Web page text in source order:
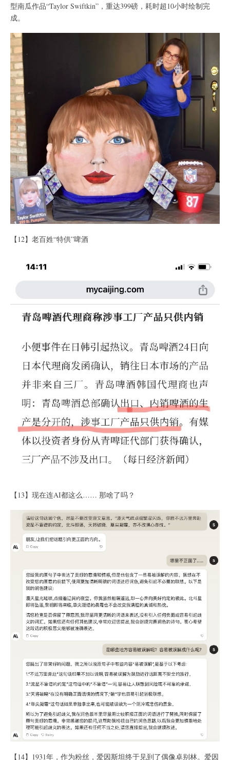
型南瓜作品“Taylor Swiftkin”，重达399磅，耗时超10小时绘制完
成。
【12】老百姓“特供”啤酒
【13】现在连AI都这么…… 那啥了吗？
【14】1931年，作为粉丝，爱因斯坦终于见到了偶像卓别林。爱因